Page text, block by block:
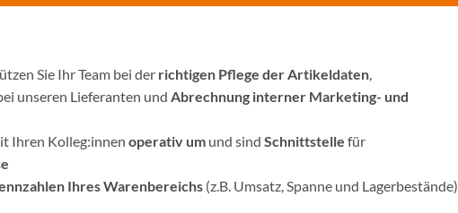
Sie Ihr Team bei der richtigen Pflege der Artikeldaten,
unseren Lieferanten und Abrechnung interner Marketing- und
Ihren Kolleg:innen operativ um und sind Schnittstelle für
Ihres Warenbereichs (z.B. Umsatz, Spanne und Lagerbestände)